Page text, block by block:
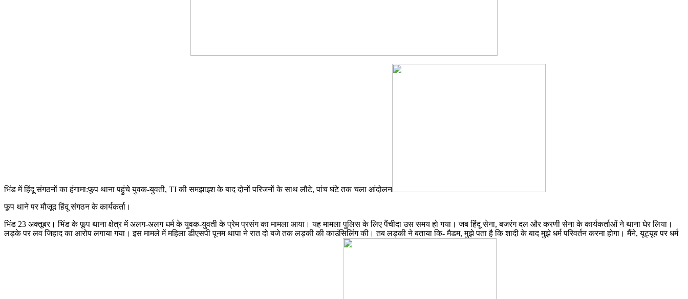
भिंड में हिंदू संगठनों का हंगामा:फूप थाना पहुंचे युवक-युवती, TI की समझाइश के बाद दोनों परिजनों के साथ लौटे, पांच घंटे तक चला आंदोलन
फूप थाने पर मौजूद हिंदू संगठन के कार्यकर्ता।
भिंड 23 अक्तूबर। भिंड के फूप थाना क्षेत्र में अलग-अलग धर्म के युवक-युवती के प्रेम प्रसंग का मामला आया। यह मामला पुलिस के लिए पैंचीदा उस समय हो गया। जब हिंदू सेना, बजरंग दल और करणी सेना के कार्यकर्ताओं ने थाना घेर लिया।
लड़के पर लव जिहाद का आरोप लगाया गया। इस मामले में महिला डीएसपी पूनम थापा ने रात दो बजे तक लड़की की काउंसिलिंग की। तब लड़की ने बताया कि- मैडम, मुझे पता है कि शादी के बाद मुझे धर्म परिवर्तन करना होगा। मैंने, यूट्यूब पर धर्म